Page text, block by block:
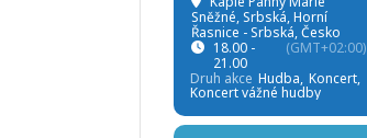
Sněžné, Srbská, Horní
Řasnice - Srbská, Česko
18.00 -
21.00
(GMT+02:00)
Druh akce Hudba, Koncert,
Koncert vážné hudby